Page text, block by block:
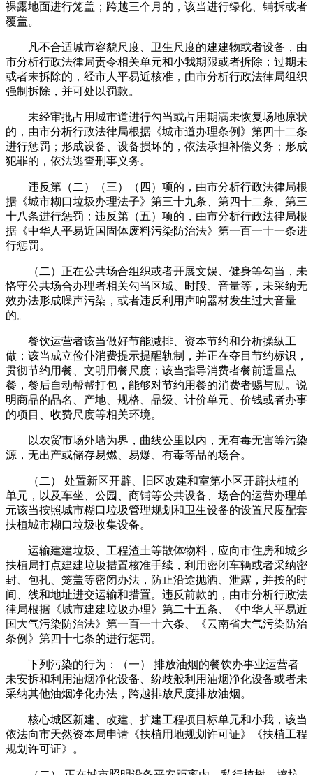
裸露地面进行笼盖；跨越三个月的，该当进行绿化、铺拆或者
覆盖。
凡不合适城市容貌尺度、卫生尺度的建建物或者设备，由
市分析行政法律局责令相关单元和小我期限或者拆除；过期未
或者未拆除的，经市人平易近核准，由市分析行政法律局组织
强制拆除，并可处以罚款。
未经审批占用城市道进行勾当或占用期满未恢复场地原状
的，由市分析行政法律局根据《城市道办理条例》第四十二条
进行惩罚；形成设备、设备损坏的，依法承担补偿义务；形成
犯罪的，依法逃查刑事义务。
违反第（二）（三）（四）项的，由市分析行政法律局根
据《城市糊口垃圾办理法子》第三十九条、第四十二条、第三
十八条进行惩罚；违反第（五）项的，由市分析行政法律局根
据《中华人平易近国固体废料污染防治法》第一百一十一条进
行惩罚。
（二）正在公共场合组织或者开展文娱、健身等勾当，未
恪守公共场合办理者相关勾当区域、时段、音量等，未采纳无
效办法形成噪声污染，或者违反利用声响器材发生过大音量
的。
餐饮运营者该当做好节能减排、资本节约和分析操纵工
做；该当成立俭仆消费提示提醒轨制，并正在夺目节约标识，
贯彻节约用餐、文明用餐尺度；该当指导消费者餐前适量点
餐，餐后自动帮帮打包，能够对节约用餐的消费者赐与励。说
明商品的品名、产地、规格、品级、计价单元、价钱或者办事
的项目、收费尺度等相关环境。
以农贸市场外墙为界，曲线公里以内，无有毒无害等污染
源，无出产或储存易燃、易爆、有毒等品的场合。
（二） 处置新区开辟、旧区改建和室第小区开辟扶植的
单元，以及车坐、公园、商铺等公共设备、场合的运营办理单
元该当按照城市糊口垃圾管理规划和卫生设备的设置尺度配套
扶植城市糊口垃圾收集设备。
运输建建垃圾、工程渣土等散体物料，应向市住房和城乡
扶植局打点建建垃圾措置核准手续，利用密闭车辆或者采纳密
封、包扎、笼盖等密闭办法，防止沿途抛洒、泄露，并按的时
间、线和地址进交运输和措置。违反前款的，由市分析行政法
律局根据《城市建建垃圾办理》第二十五条、《中华人平易近
国大气污染防治法》第一百一十六条、《云南省大气污染防治
条例》第四十七条的进行惩罚。
下列污染的行为：（一） 排放油烟的餐饮办事业运营者
未安拆和利用油烟净化设备、纷歧般利用油烟净化设备或者未
采纳其他油烟净化办法，跨越排放尺度排放油烟。
核心城区新建、改建、扩建工程项目标单元和小我，该当
依法向市天然资本局申请《扶植用地规划许可证》《扶植工程
规划许可证》。